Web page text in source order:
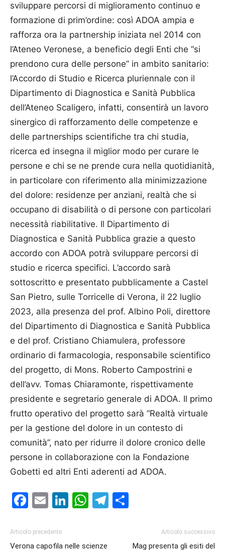
sviluppare percorsi di miglioramento continuo e
formazione di prim’ordine: così ADOA ampia e
rafforza ora la partnership iniziata nel 2014 con
l’Ateneo Veronese, a beneficio degli Enti che “si
prendono cura delle persone” in ambito sanitario:
l’Accordo di Studio e Ricerca pluriennale con il
Dipartimento di Diagnostica e Sanità Pubblica
dell’Ateneo Scaligero, infatti, consentirà un lavoro
sinergico di rafforzamento delle competenze e
delle partnerships scientifiche tra chi studia,
ricerca ed insegna il miglior modo per curare le
persone e chi se ne prende cura nella quotidianità,
in particolare con riferimento alla minimizzazione
del dolore: residenze per anziani, realtà che si
occupano di disabilità o di persone con particolari
necessità riabilitative. Il Dipartimento di
Diagnostica e Sanità Pubblica grazie a questo
accordo con ADOA potrà sviluppare percorsi di
studio e ricerca specifici. L’accordo sarà
sottoscritto e presentato pubblicamente a Castel
San Pietro, sulle Torricelle di Verona, il 22 luglio
2023, alla presenza del prof. Albino Poli, direttore
del Dipartimento di Diagnostica e Sanità Pubblica
e del prof. Cristiano Chiamulera, professore
ordinario di farmacologia, responsabile scientifico
del progetto, di Mons. Roberto Campostrini e
dell’avv. Tomas Chiaramonte, rispettivamente
presidente e segretario generale di ADOA. Il primo
frutto operativo del progetto sarà “Realtà virtuale
per la gestione del dolore in un contesto di
comunità”, nato per ridurre il dolore cronico delle
persone in collaborazione con la Fondazione
Gobetti ed altri Enti aderenti ad ADOA.
Facebook
EmailLinkedIn
WhatsApp
Telegram
Articolo precedente
Verona capofila nelle scienze
Articolo successivo
Mag presenta gli esiti del